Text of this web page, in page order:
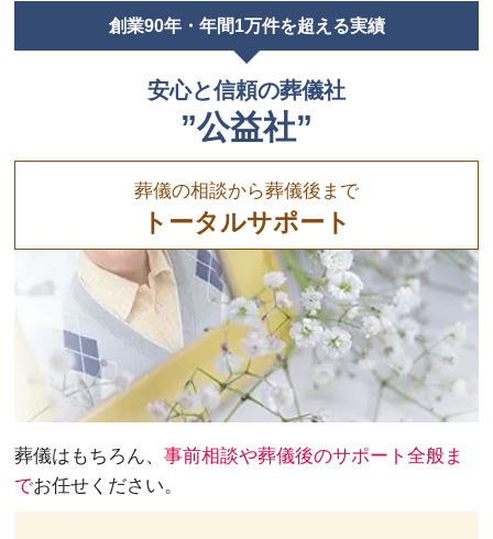
創業90年・年間1万件を超える実績
安心と信頼の葬儀社
”公益社”
葬儀の相談から葬儀後まで
トータルサポート
葬儀はもちろん、事前相談や葬儀後のサポート全般ま
でお任せください。